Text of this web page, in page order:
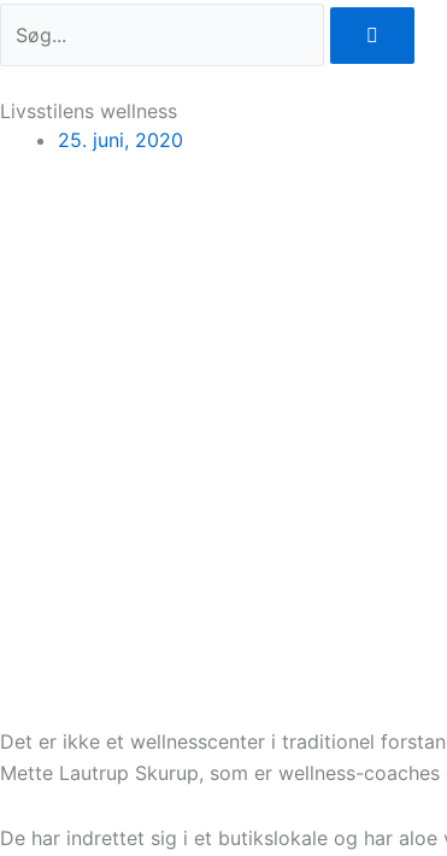
Livsstilens wellness
25. juni, 2020
Det er ikke et wellnesscenter i traditionel
Mette Lautrup Skurup, som er wellness-
De har indrettet sig i et butikslokale og har